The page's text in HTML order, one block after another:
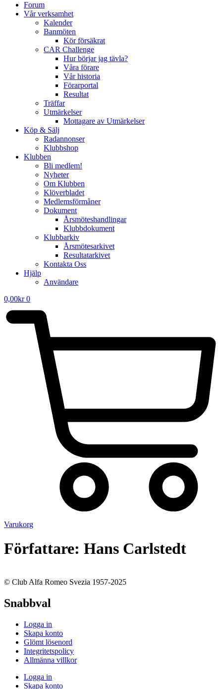
Forum
Vår verksamhet
Kalender
Banmöten
Kör försäkrat
CAR Challenge
Hur börjar jag tävla?
Våra förare
Vår historia
Förarportal
Resultat
Träffar
Utmärkelser
Mottagare av Utmärkelser
Köp & Sälj
Radannonser
Klubbshop
Klubben
Bli medlem!
Nyheter
Om Klubben
Klöverbladet
Medlemsförmåner
Dokument
Årsmöteshandlingar
Klubbdokument
Klubbarkiv
Årsmötesarkivet
Resultatarkivet
Kontakta Oss
Hjälp
Användare
0,00kr 0
Varukorg
Författare: Hans Carlstedt
© Club Alfa Romeo Svezia 1957-2025
Snabbval
Logga in
Skapa konto
Glömt lösenord
Integritetspolicy
Allmänna villkor
Logga in
Skapa konto